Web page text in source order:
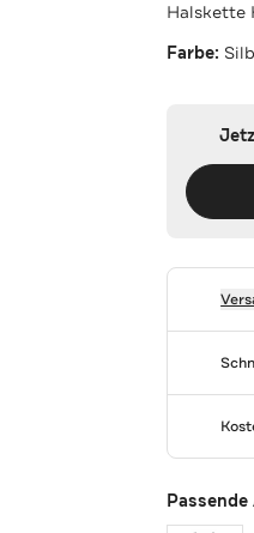
Halskette
Farbe: